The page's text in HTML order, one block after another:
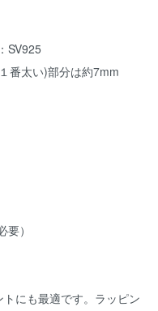
SV925
番太い)部分は約7mm
）
にも最適です。ラッピン